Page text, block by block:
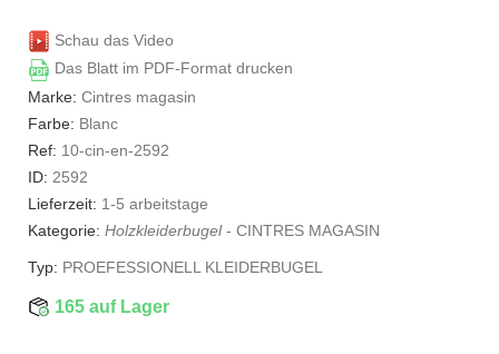
Schau das Video
Das Blatt im PDF-Format drucken
Marke: Cintres magasin
Farbe: Blanc
Ref: 10-cin-en-2592
ID: 2592
Lieferzeit: 1-5 arbeitstage
Kategorie: Holzkleiderbugel- CINTRES MAGASIN
Typ: PROEFESSIONELL KLEIDERBUGEL
165 auf Lager